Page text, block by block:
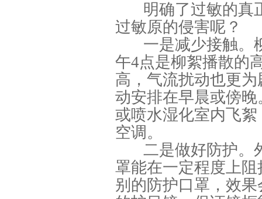
明确了过敏的真
过敏原的侵害呢？
一是减少接触。
午4点是柳絮播散的
高，气流扰动也更
动安排在早晨或傍
或喷水湿化室内飞
空调。
二是做好防护。
罩能在一定程度上
别的防护口罩，效